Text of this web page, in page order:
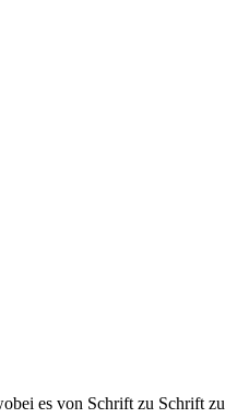
es von Schrift zu Schrift zu